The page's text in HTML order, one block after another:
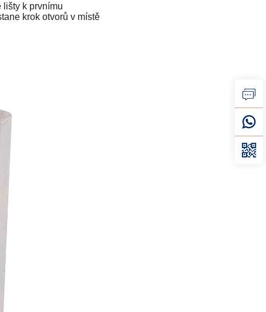
lišty k prvnímu
krok otvorů v místě